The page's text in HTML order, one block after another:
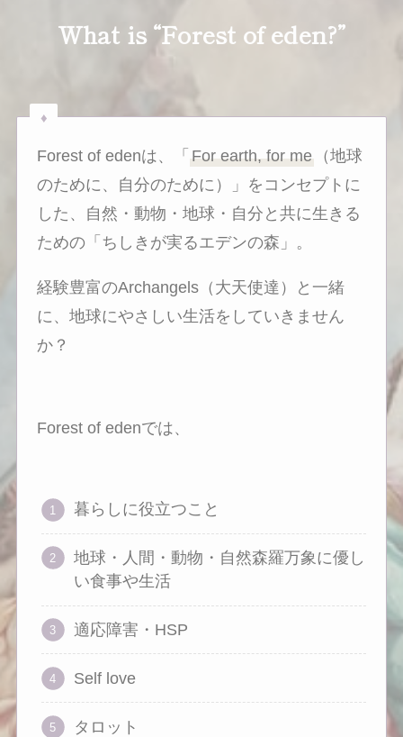
What is “Forest of eden?”
♦︎
Forest of edenは、「For earth, for me （地球
のために、自分のために）」をコンセプトに
した、自然・動物・地球・自分と共に生きる
ための「ちしきが実るエデンの森」。
経験豊富のArchangels（大天使達）と一緒
に、地球にやさしい生活をしていきません
か？
Forest of edenでは、
暮らしに役立つこと
地球・人間・動物・自然森羅万象に優し
い食事や生活
適応障害・HSP
Self love
タロット